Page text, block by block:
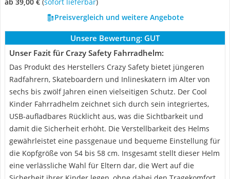
Preisvergleich und weitere Angebote
Unsere Bewertung: GUT
Unser Fazit für Crazy Safety Fahrradhelm:
Das Produkt des Herstellers Crazy Safety bietet jüngeren
Radfahrern, Skateboardern und Inlineskatern im Alter von
sechs bis zwölf Jahren einen vielseitigen Schutz. Der Cool
Kinder Fahrradhelm zeichnet sich durch sein integriertes,
USB-aufladbares Rücklicht aus, was die Sichtbarkeit und
damit die Sicherheit erhöht. Die Verstellbarkeit des Helms
gewährleistet eine passgenaue und bequeme Einstellung für
die Kopfgröße von 54 bis 58 cm. Insgesamt stellt dieser Helm
eine verlässliche Wahl für Eltern dar, die Wert auf die